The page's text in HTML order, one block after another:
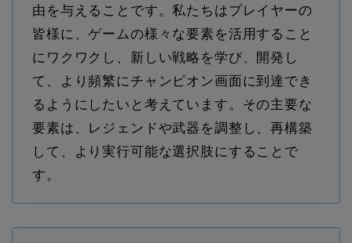
由を与えることです。私たちはプレイヤーの
皆様に、ゲームの様々な要素を活用すること
にワクワクし、新しい戦略を学び、開発し
て、より頻繁にチャンピオン画面に到達でき
るようにしたいと考えています。その主要な
要素は、レジェンドや武器を調整し、再構築
して、より実行可能な選択肢にすることで
す。